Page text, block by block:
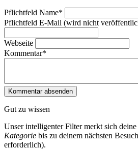
Pflichtfeld Name*
Pflichtfeld E-Mail (wird nicht
Webseite
Kommentar*
Gut zu wissen
Unser intelligenter Filter merkt sich
Kategorie bis zu deinem nächsten
erforderlich).